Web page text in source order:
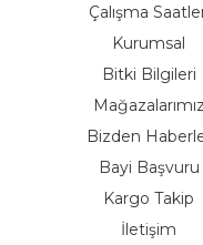
Çalışma
Kurumsal
Bitki Bilgileri
Mağazalarımız
Bizden
Bayi Başvuru
Kargo Takip
İletişim